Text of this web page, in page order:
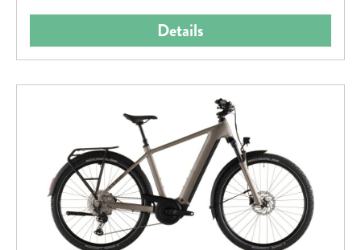
– für eine ebenso schwungvolle wie sichere Tour!
Details